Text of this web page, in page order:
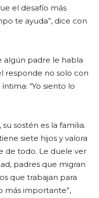
el desafío más
te ayuda”, dice con
algún padre le habla
responde no solo con
“Yo siento lo
sostén es la familia.
siete hijos y valora
de todo. Le duele ver
padres que migran
que trabajan para
más importante”,